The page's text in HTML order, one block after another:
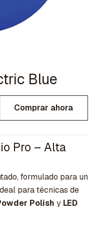
Blue
Comprar ahora
Pro – Alta
formulado para un
para técnicas de
Polish y LED